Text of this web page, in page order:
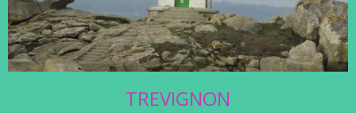
TREVIGNON